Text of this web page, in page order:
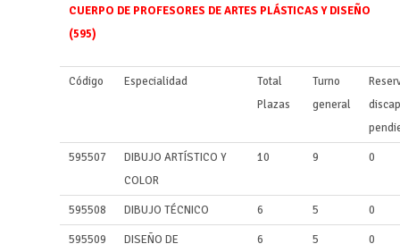
CUERPO DE PROFESORES DE ARTES PLÁSTICAS Y DISEÑO
(595)
Código Especialidad
Total
Plazas
Turno
general
595507
DIBUJO ARTÍSTICO Y
COLOR
10 9 0
595508 DIBUJO TÉCNICO 6 5 0
595509 DISEÑO DE 6 5 0